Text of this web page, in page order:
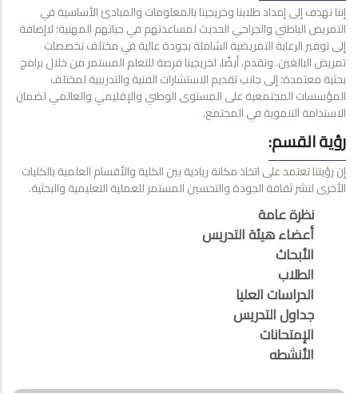
إننا نهدف إلى إمداد طلابنا وخريجينا بالمعلومات والمبادئ الأساسية في
التمريض الباطني والجراحي الحديث لمساعدتهم في حياتهم المهنية؛ لاإضافة
إلى توفير الرعاية التمريضية الشاملة بجودة عالية في مختلف تخصصات
تمريض البالغين. ونقدم، أيضًا، لخريجينا فرصة للتعلم المستمر من خلال برامج
بحثية معتمدة؛ إلى جانب تقديم الاستشارات الفنية والتدريبية لمختلف
المؤسسات المجتمعية على المستوى الوطني والإقليمي والعالمي لضمان
الاستدامة التنموية في المجتمع.
رؤية القسم:
إن رؤيتنا تعتمد على اتخاذ مكانة ريادية بين الكلية والأقسام العلمية بالكليات
الأخرى لنشر ثقافة الجودة والتحسين المستمر للعملية التعليمية والبحثية.
نظرة عامة
أعضاء هيئة التدريس
الأبحاث
الطلاب
الدراسات العليا
جداول التدريس
الإمتحانات
الأنشطه